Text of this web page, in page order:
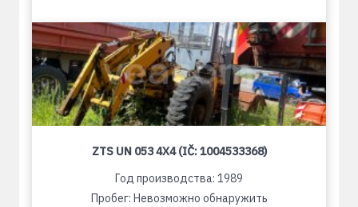
ZTS UN 053 4X4 (IČ: 1004533368)
Год производства: 1989
Пробег: Невозможно обнаружить